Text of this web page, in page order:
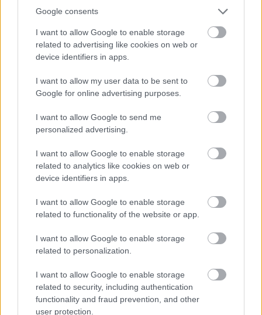
Google consents
I want to allow Google to enable storage
related to advertising like cookies on web or
device identifiers in apps.
I want to allow my user data to be sent to
Google for online advertising purposes.
I want to allow Google to send me
personalized advertising.
I want to allow Google to enable storage
related to analytics like cookies on web or
device identifiers in apps.
I want to allow Google to enable storage
related to functionality of the website or app.
I want to allow Google to enable storage
related to personalization.
I want to allow Google to enable storage
related to security, including authentication
functionality and fraud prevention, and other
user protection.
Ρεπό και 11 ομάδες στην Α1 γυναικών
Το κενό που άφησε η μη δήλωση συμμετοχής του
Παναθηναϊκού στο πρωτάθλημα της Α1 γυναικών και της
Κυζίκου στην Α2 Ανδρών δεν θα καλυφθεί από άλλη ομάδα
έπειτα από απόφαση του διοικητικού συμβουλίου της
ΕΟΠΕ.
18/04/2017